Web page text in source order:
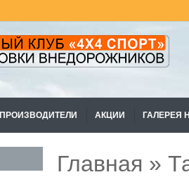
ПРОИЗВОДИТЕЛИ АКЦИИ ГАЛЕРЕЯ
Главная »